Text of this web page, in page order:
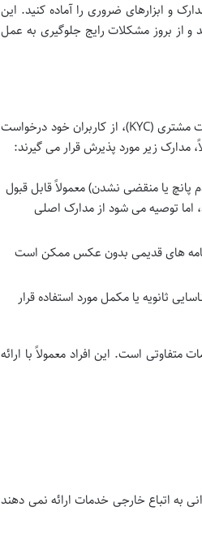
و ابزارهای ضروری را آماده کنید. این
از بروز مشکلات رایج جلوگیری به عمل
صرافی های ارز دیجیتال، به منظور رعایت قوانین مبارزه با پولشویی (AML) و شناخت مشتری (KYC)، از کاربران خود درخواست
زیر مورد پذیرش قرار می گیرند:
یا منقضی نشدن) معمولاً قابل قبول
توصیه می شود از مدارک اصلی
های قدیمی بدون عکس ممکن است
ثانویه یا مکمل مورد استفاده قرار
متفاوتی است. این افراد معمولاً با ارائه
به اتباع خارجی خدمات ارائه نمی دهند